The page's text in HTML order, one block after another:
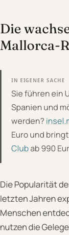
Die
Mallorca-
IN EIGENER SACHE
Sie führen ein
Spanien und
werden?
Euro und
Clubab 990
Die Popularität
letzten Jahren
Menschen
nutzen die